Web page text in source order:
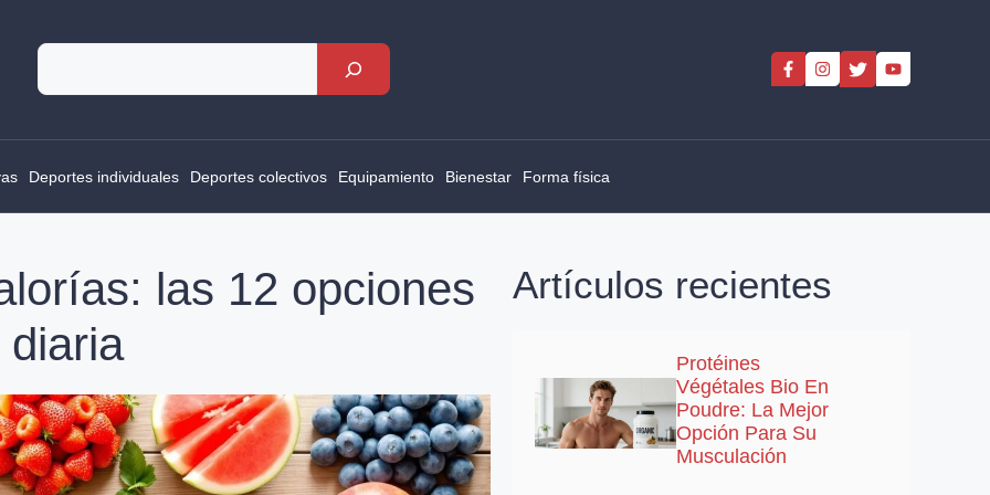
Rechercher
Deportes individuales Deportes colectivos Equipamiento Bienestar Forma física
las 12 opciones
Artículos recientes
Protéines
Végétales Bio En
Poudre: La Mejor
Opción Para Su
Musculación